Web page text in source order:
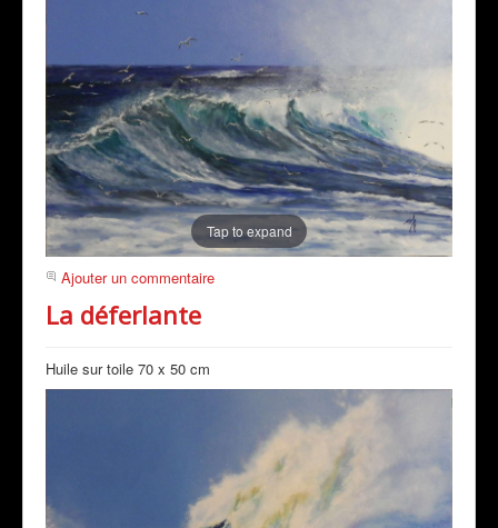
Tap to expand
Ajouter un commentaire
La déferlante
Huile sur toile 70 x 50 cm